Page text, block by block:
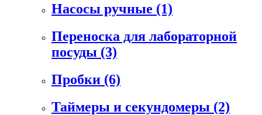
Насосы ручные (1)
Переноска для лабораторной
посуды (3)
Пробки (6)
Таймеры и секундомеры (2)